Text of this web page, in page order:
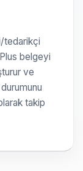
tedarikçi
belgeyi
ve
takip